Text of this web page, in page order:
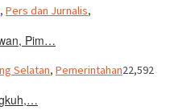
, Pers dan Jurnalis,
Pim…
Selatan, Pemerintahan22,592